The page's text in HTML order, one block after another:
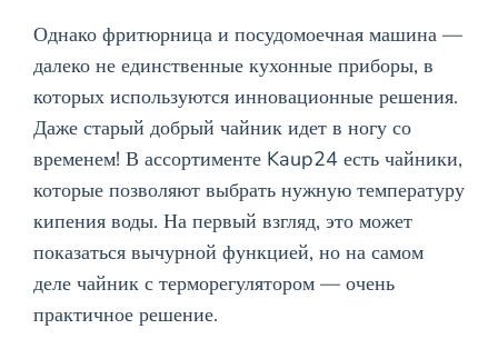
Однако фритюрница и посудомоечная машина —
далеко не единственные кухонные приборы, в
которых используются инновационные решения.
Даже старый добрый чайник идет в ногу со
временем! В ассортименте Kaup24 есть чайники,
которые позволяют выбрать нужную температуру
кипения воды. На первый взгляд, это может
показаться вычурной функцией, но на самом
деле чайник с терморегулятором — очень
практичное решение.